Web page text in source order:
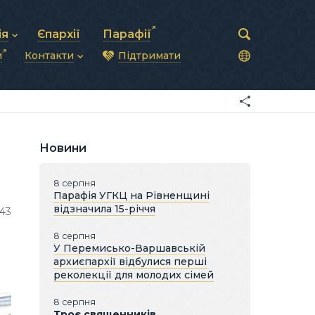
рада
та комунікації
Єпархії Парафії
Контакти
Синоди Єпископів
Патріарша курія
Підтримати
Новини
8 серпня
Парафія УГКЦ на Рівненщині
відзначила 15-річчя
8 серпня
У Перемисько-Варшавській
архиєпархії відбулися перші
реколекції для молодих сімей
8 серпня